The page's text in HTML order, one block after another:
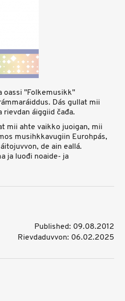
oassi ''Folkemusikk''
Dás gullat mii
áiggiid čađa.
mii ahte vaikko juoigan, mii
musihkkavugiin Eurohpás,
de ain eallá.
ja luođi noaide- ja
Published: 09.08.2012
Rievdaduvvon: 06.02.2025